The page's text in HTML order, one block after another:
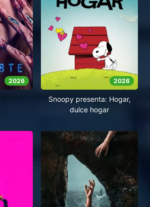
2026 2026
Snoopy presenta: Hogar,
dulce hogar